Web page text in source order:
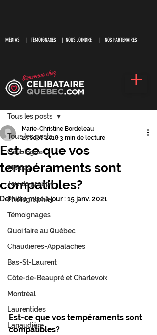
MÉDIAS| TÉMOIGNAGES | NOUS JOINDRE | NOS PARTENAIRES
Post
Tous les posts
Céliblogue
Médias
Jeu de groupe
Photographies
Témoignages
Quoi faire au Québec
Chaudières-Appalaches
Bas-St-Laurent
Côte-de-Beaupré et Charlevoix
Montréal
Laurentides
Lanaudière
Tous les posts
Est-ce que vos
tempéraments sont
compatibles?
Marie-Christine Bordeleau
24 sept. 2018 3 min de lecture
Dernière mise à jour :15 janv. 2021
Est-ce que vos tempéraments sont
compatibles?